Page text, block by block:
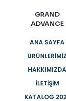
GRAND
ADVANCE
ANA SAYFA
ÜRÜNLERIMIZ
HAKKIMIZDA
İLETIŞIM
KATALOG